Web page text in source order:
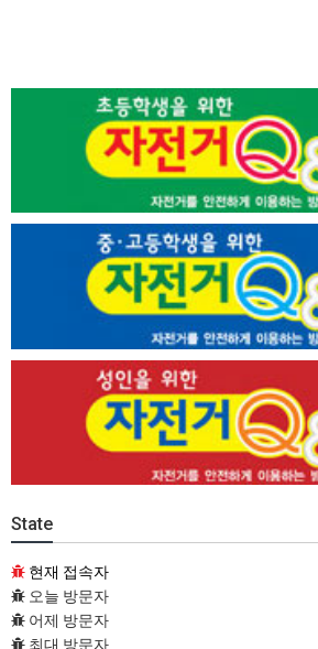
State
현재 접속자
오늘 방문자
어제 방문자
최대 방문자